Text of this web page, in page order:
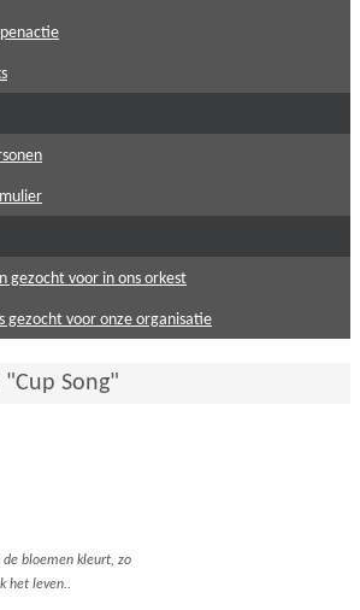
gezocht voor in ons orkest
gezocht voor onze organisatie
Song"
de bloemen kleurt, zo
het leven..